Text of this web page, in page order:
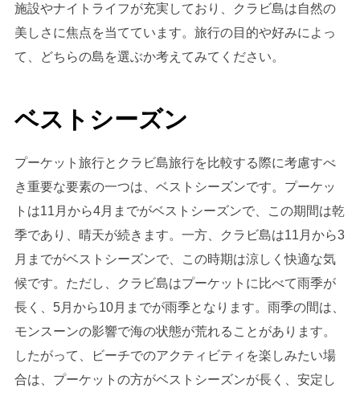
施設やナイトライフが充実しており、クラビ島は自然の
美しさに焦点を当てています。旅行の目的や好みによっ
て、どちらの島を選ぶか考えてみてください。
ベストシーズン
プーケット旅行とクラビ島旅行を比較する際に考慮すべ
き重要な要素の一つは、ベストシーズンです。プーケッ
トは11月から4月までがベストシーズンで、この期間は乾
季であり、晴天が続きます。一方、クラビ島は11月から3
月までがベストシーズンで、この時期は涼しく快適な気
候です。ただし、クラビ島はプーケットに比べて雨季が
長く、5月から10月までが雨季となります。雨季の間は、
モンスーンの影響で海の状態が荒れることがあります。
したがって、ビーチでのアクティビティを楽しみたい場
合は、プーケットの方がベストシーズンが長く、安定し